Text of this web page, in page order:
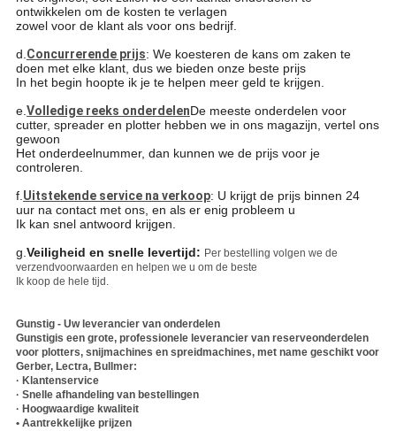
ontwikkelen om de kosten te verlagen
zowel voor de klant als voor ons bedrijf.
d.Concurrerende prijs: We koesteren de kans om zaken te
doen met elke klant, dus we bieden onze beste prijs
In het begin hoopte ik je te helpen meer geld te krijgen.
e.Volledige reeks onderdelenDe meeste onderdelen voor
cutter, spreader en plotter hebben we in ons magazijn, vertel ons
gewoon
Het onderdeelnummer, dan kunnen we de prijs voor je
controleren.
f.Uitstekende service na verkoop: U krijgt de prijs binnen 24
uur na contact met ons, en als er enig probleem u
Ik kan snel antwoord krijgen.
g.Veiligheid en snelle levertijd: Per bestelling volgen we de
verzendvoorwaarden en helpen we u om de beste
Ik koop de hele tijd.
Gunstig - Uw leverancier van onderdelen
Gunstigis een grote, professionele leverancier van reserveonderdelen
voor plotters, snijmachines en spreidmachines, met name geschikt voor
Gerber, Lectra, Bullmer:
· Klantenservice
· Snelle afhandeling van bestellingen
· Hoogwaardige kwaliteit
• Aantrekkelijke prijzen